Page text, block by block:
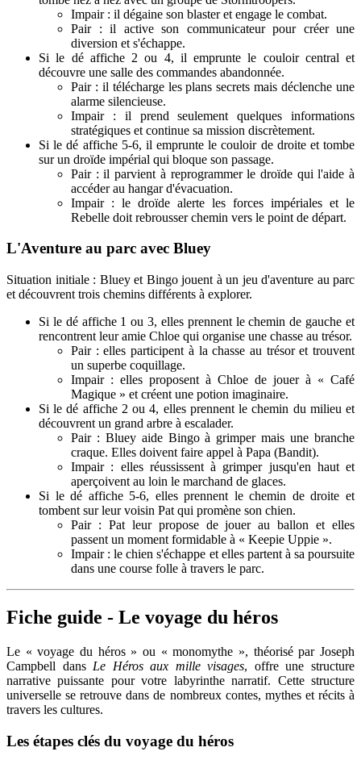
Impair : il dégaine son blaster et engage le combat.
Pair : il active son communicateur pour créer une
diversion et s'échappe.
Si le dé affiche 2 ou 4, il emprunte le couloir central et
découvre une salle des commandes abandonnée.
Pair : il télécharge les plans secrets mais déclenche une
alarme silencieuse.
Impair : il prend seulement quelques informations
stratégiques et continue sa mission discrètement.
Si le dé affiche 5-6, il emprunte le couloir de droite et tombe
sur un droïde impérial qui bloque son passage.
Pair : il parvient à reprogrammer le droïde qui l'aide à
accéder au hangar d'évacuation.
Impair : le droïde alerte les forces impériales et le
Rebelle doit rebrousser chemin vers le point de départ.
L'Aventure au parc avec Bluey
Situation initiale : Bluey et Bingo jouent à un jeu d'aventure au parc
et découvrent trois chemins différents à explorer.
Si le dé affiche 1 ou 3, elles prennent le chemin de gauche et
rencontrent leur amie Chloe qui organise une chasse au trésor.
Pair : elles participent à la chasse au trésor et trouvent
un superbe coquillage.
Impair : elles proposent à Chloe de jouer à « Café
Magique » et créent une potion imaginaire.
Si le dé affiche 2 ou 4, elles prennent le chemin du milieu et
découvrent un grand arbre à escalader.
Pair : Bluey aide Bingo à grimper mais une branche
craque. Elles doivent faire appel à Papa (Bandit).
Impair : elles réussissent à grimper jusqu'en haut et
aperçoivent au loin le marchand de glaces.
Si le dé affiche 5-6, elles prennent le chemin de droite et
tombent sur leur voisin Pat qui promène son chien.
Pair : Pat leur propose de jouer au ballon et elles
passent un moment formidable à « Keepie Uppie ».
Impair : le chien s'échappe et elles partent à sa poursuite
dans une course folle à travers le parc.
Fiche guide - Le voyage du héros
Le « voyage du héros » ou « monomythe », théorisé par Joseph
Campbell dans Le Héros aux mille visages, offre une structure
narrative puissante pour votre labyrinthe narratif. Cette structure
universelle se retrouve dans de nombreux contes, mythes et récits à
travers les cultures.
Les étapes clés du voyage du héros